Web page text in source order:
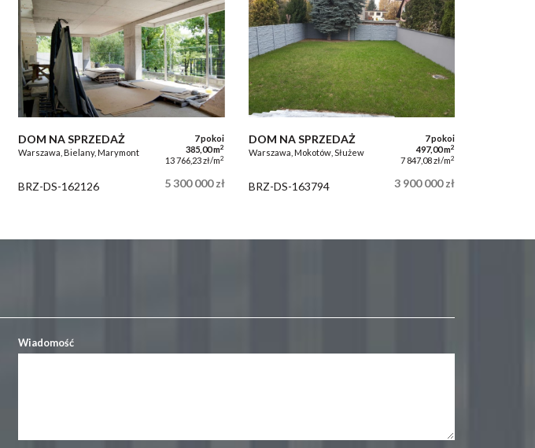
DOM NA SPRZEDAŻ
Warszawa, Bielany, Marymont
7 pokoi
385,00 m2
13 766,23 zł/m2
BRZ-DS-162126 5 300 000 zł
DOM NA SPRZEDAŻ
Warszawa, Mokotów, Służew
7 pokoi
497,00 m2
7 847,08 zł/m2
BRZ-DS-163794 3 900 000 zł
Wiadomość